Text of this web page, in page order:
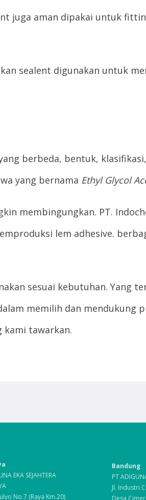
juga aman dipakai untuk
sealent digunakan untuk
berbeda, bentuk,
yang bernama Ethyl Glycol
membingungkan. PT.
lem adhesive.
sesuai kebutuhan. Yang
memilih dan mendukung
kami tawarkan.
EKA SEJAHTERA
No.7 (Raya Km.20)
Bandung
PT
Jl. Industri
Desa